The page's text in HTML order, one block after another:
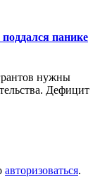
панике
нужны
Дефицит
авторизоваться.